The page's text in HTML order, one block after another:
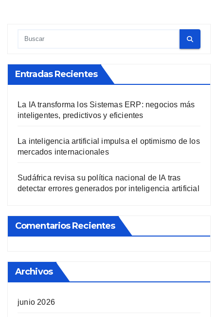
Entradas Recientes
La IA transforma los Sistemas ERP: negocios más
inteligentes, predictivos y eficientes
La inteligencia artificial impulsa el optimismo de los
mercados internacionales
Sudáfrica revisa su política nacional de IA tras
detectar errores generados por inteligencia artificial
Comentarios Recientes
Archivos
junio 2026